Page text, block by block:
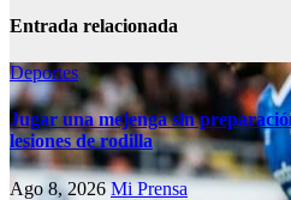
Entrada relacionada
Deportes
Jugar una mejenga sin
lesiones de rodilla
Ago 8, 2026 Mi Prensa